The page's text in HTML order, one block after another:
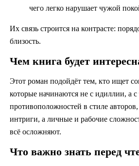
чего легко нарушает чужой
Их связь строится на контрасте:
близость.
Чем книга будет
Этот роман подойдёт тем, кто ищет
которые начинаются не с идиллии, а
противоположностей в стиле
интриги, а личные и рабочие
всё осложняют.
Что важно знать перед